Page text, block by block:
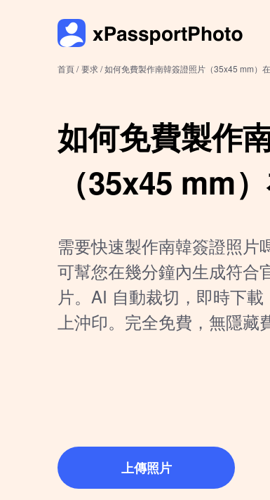
首頁 / 要求 /如何免費製作南韓簽證照片（35x45 mm）
如何免費製作
（35x45 mm
需要快速製作南韓簽證照片
可幫您在幾分鐘內生成符合
片。AI 自動裁切，即時下
上沖印。完全免費，無隱藏
上傳照片